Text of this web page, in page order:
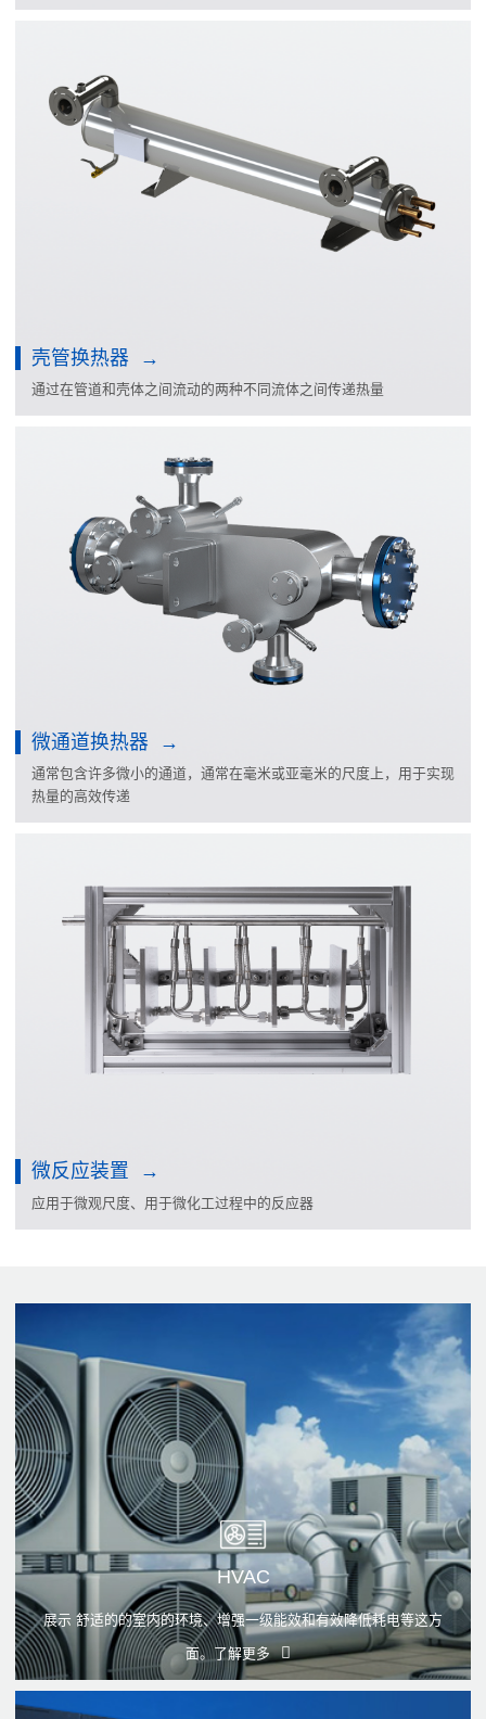
壳管换热器
通过在管道和壳体之间流动的两种不同流体之间传递热量
微通道换热器
通常包含许多微小的通道，通常在毫米或亚毫米的尺度上，用于实现
热量的高效传递
微反应装置
应用于微观尺度、用于微化工过程中的反应器
HVAC
展示 舒适的的室内的环境、增强一级能效和有效降低耗电等这方
面。了解更多